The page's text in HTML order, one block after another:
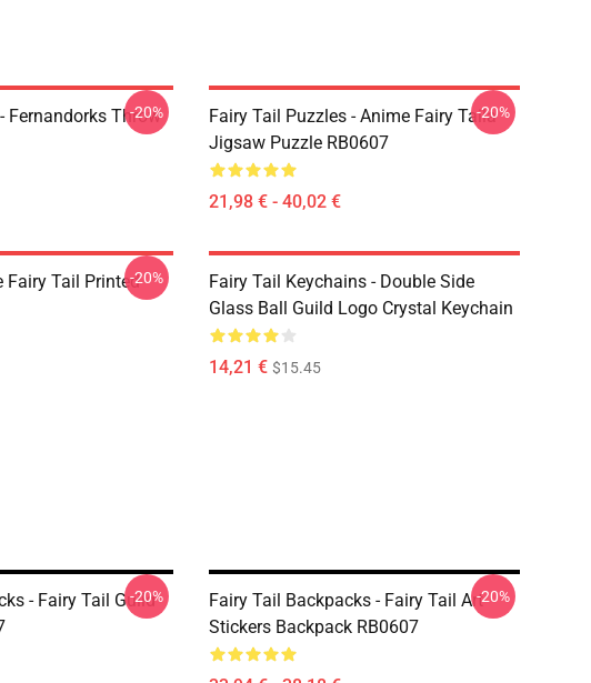
Fernandorks Throw
-20%
Fairy Tail Puzzles - Anime Fairy Taila
Jigsaw Puzzle RB0607
21,98 € - 40,02 €
-20%
Fairy Tail Printed-20%
Fairy Tail Keychains - Double Side
Glass Ball Guild Logo Crystal Keychain
14,21 € $15.45
- Fairy Tail Guild
-20%
Fairy Tail Backpacks - Fairy Tail Art
Stickers Backpack RB0607
-20%